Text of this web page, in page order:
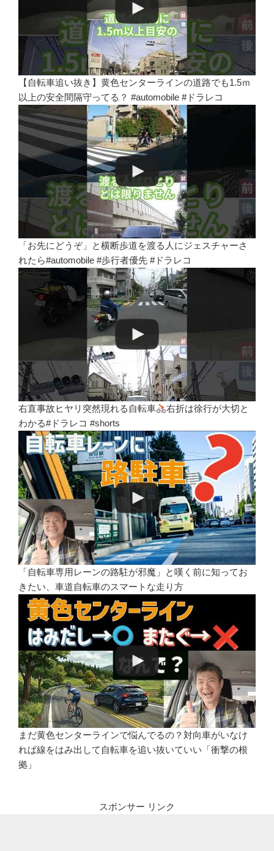
【自転車追い抜き】黄色センターラインの道路でも1.5ｍ
以上の安全間隔守ってる？ #automobile #ドラレコ
「お先にどうぞ」と横断歩道を渡る人にジェスチャーさ
れたら#automobile #歩行者優先 #ドラレコ
右直事故ヒヤリ突然現れる自転車
右折は徐行が大切と
わかる#ドラレコ #shorts
「自転車専用レーンの路駐が邪魔」と嘆く前に知ってお
きたい、車道自転車のスマートな走り方
まだ黄色センターラインで悩んでるの？対向車がいなけ
れば線をはみ出して自転車を追い抜いていい「衝撃の根
拠」
スポンサー リンク